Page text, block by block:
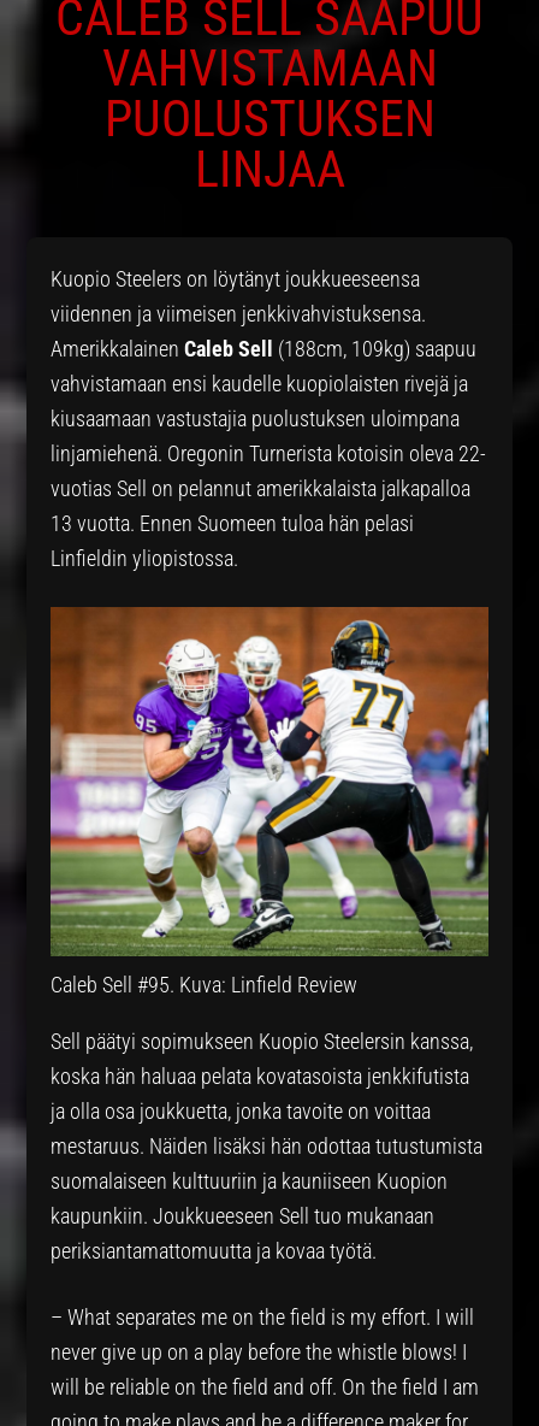
CALEB SELL SAAPUU
VAHVISTAMAAN
PUOLUSTUKSEN
LINJAA
Kuopio Steelers on löytänyt joukkueeseensa
viidennen ja viimeisen jenkkivahvistuksensa.
AmerikkalainenCaleb Sell
(188cm, 109kg) saapuu
vahvistamaan ensi kaudelle kuopiolaisten rivejä ja
kiusaamaan vastustajia puolustuksen uloimpana
linjamiehenä. Oregonin Turnerista kotoisin oleva 22-
vuotias Sell on pelannut amerikkalaista jalkapalloa
13 vuotta. Ennen Suomeen tuloa hän pelasi
Linfieldin yliopistossa.
Caleb Sell #95. Kuva: Linfield Review
Sell päätyi sopimukseen Kuopio Steelersin kanssa,
koska hän haluaa pelata kovatasoista jenkkifutista
ja olla osa joukkuetta, jonka tavoite on voittaa
mestaruus. Näiden lisäksi hän odottaa tutustumista
suomalaiseen kulttuuriin ja kauniiseen Kuopion
kaupunkiin. Joukkueeseen Sell tuo mukanaan
periksiantamattomuutta ja kovaa työtä.
– ⁠What separates me on the field is my effort. I will
never give up on a play before the whistle blows! I
will be reliable on the field and off. On the field I am